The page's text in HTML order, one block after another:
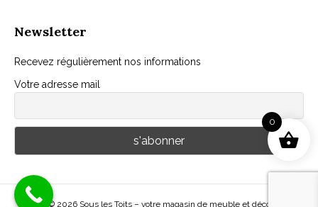
Newsletter
Recevez régulièrement nos informations
Votre adresse mail
© 2026 Sous les Toits – votre magasin de meuble et déco
0